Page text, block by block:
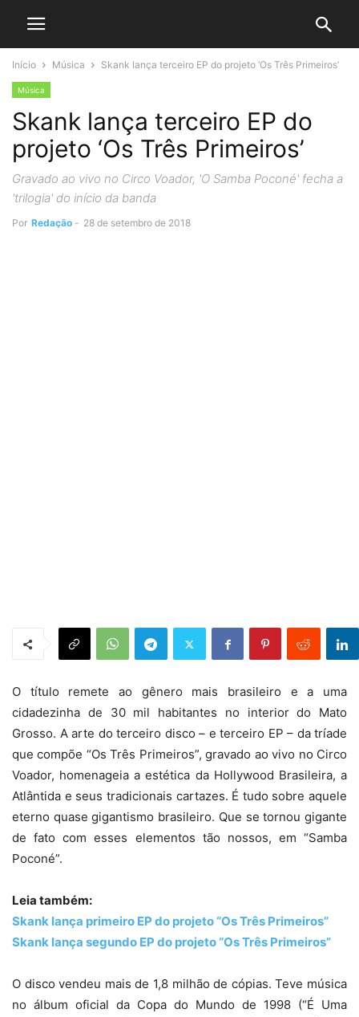
Início Música Skank lança terceiro EP do projeto ‘Os Três Primeiros’
Música
Skank lança terceiro EP do
projeto ‘Os Três Primeiros’
Gravado ao vivo no Circo Voador, 'O Samba Poconé' fecha a
'trilogia' do início da banda
Por Redação - 28 de setembro de 2018
O título remete ao gênero mais brasileiro e a uma
cidadezinha de 30 mil habitantes no interior do Mato
Grosso. A arte do terceiro disco – e terceiro EP – da tríade
que compõe “Os Três Primeiros”, gravado ao vivo no Circo
Voador, homenageia a estética da Hollywood Brasileira, a
Atlântida e seus tradicionais cartazes. É tudo sobre aquele
eterno quase gigantismo brasileiro. Que se tornou gigante
de fato com esses elementos tão nossos, em “Samba
Poconé”.
Leia também:
Skank lança primeiro EP do projeto “Os Três Primeiros”
Skank lança segundo EP do projeto “Os Três Primeiros”
O disco vendeu mais de 1,8 milhão de cópias. Teve música
no álbum oficial da Copa do Mundo de 1998 (“É Uma